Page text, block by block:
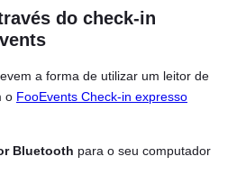
do check-in
a forma de utilizar um leitor de
o FooEvents Check-in expresso
Bluetooth para o seu computador